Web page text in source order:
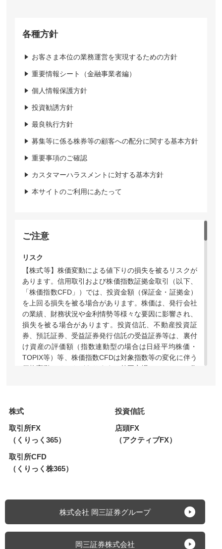
各種方針
お客さま本位の業務運営を実現するための方針
重要情報シート（金融事業者編）
個人情報保護方針
投資勧誘方針
最良執行方針
募集等に係る株券等の顧客への配分に関する基本方針
重要事項のご確認
カスタマーハラスメントに対する基本方針
本サイトのご利用にあたって
ご注意
リスク
【株式等】株価変動による値下りの損失を被るリスクが
あります。信用取引および株価指数証拠金取引（以下、
「株価指数CFD」）では、投資金額（保証金・証拠金）
を上回る損失を被る場合があります。株価は、発行会社
の業績、財務状況や金利情勢等様々な要因に影響され、
損失を被る場合があります。投資信託、不動産投資証
券、預託証券、受益証券発行信託の受益証券等は、裏付
け資産の評価額（指数連動型の場合は日経平均株価・
TOPIX等）等、株価指数CFDは対象指数等の変化に伴う
価格変動のリスクがあります。外国市場については、為
率は、2営業日以上の期間の場合、同期間の原指数の上
昇率・下落率に一定の倍率を乗じたものとは通常一致せ
ず、それが長期にわたり継続することにより、期待した
投資効果が得られないおそれがあります。上場新株予約
権証券は、上場期間・権利行使期間が短期間の期限付き
の有価証券であり、上場期間内に売却するか権利行使期
株価指数CFDでは建玉を保有し続けることにより金利相
当額・配当相当額の受け払いが発生します。【FX】外
の額を超える取引ができるため、対象通貨の為替相場の
変動により損益が大きく変動し、投資元本（証拠金）を
株式
投資信託
取引所FX
（くりっく365）
店頭FX
（アクティブFX）
取引所CFD
（くりっく株365）
株式会社 岡三証券グループ
岡三証券株式会社